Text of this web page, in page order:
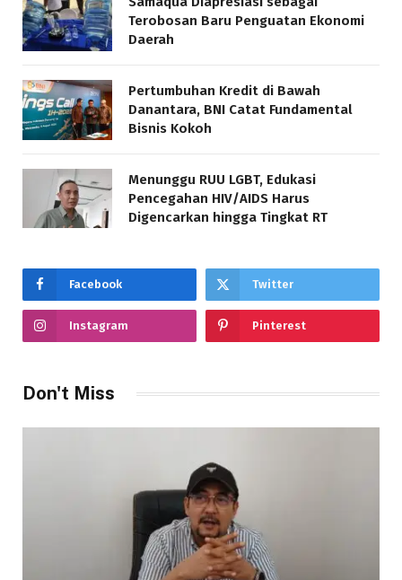
Terobosan Baru Penguatan Ekonomi
Daerah
Pertumbuhan Kredit di Bawah
Danantara, BNI Catat Fundamental
Bisnis Kokoh
Menunggu RUU LGBT, Edukasi
Pencegahan HIV/AIDS Harus
Digencarkan hingga Tingkat RT
Facebook Twitter
Instagram Pinterest
Don't Miss